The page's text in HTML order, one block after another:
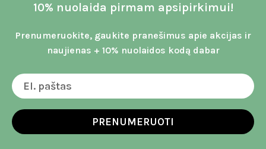
10% nuolaida pirmam apsipirkimui!
Prenumeruokite, gaukite pranešimus apie akcijas ir
naujienas + 10% nuolaidos kodą dabar
PRENUMERUOTI